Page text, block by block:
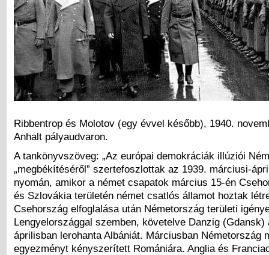
Ribbentrop és Molotov (egy évvel később), 1940.
Anhalt pályaudvaron.
A tankönyvszöveg: „Az európai demokráciák illúziói
„megbékítéséről” szertefoszlottak az 1939. márciusi-
nyomán, amikor a német csapatok március 15-én
és Szlovákia területén német csatlós államot hoztak
Csehország elfoglalása után Németország területi
Lengyelországgal szemben, követelve Danzig
áprilisban lerohanta Albániát. Márciusban Németország
egyezményt kényszerített Romániára. Anglia és